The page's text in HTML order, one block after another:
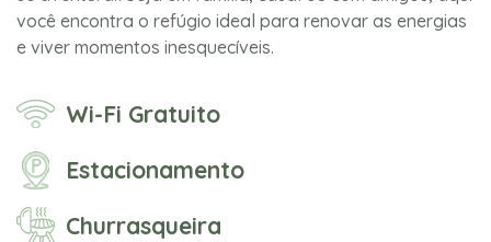
você encontra o refúgio ideal para renovar as energias
e viver momentos inesquecíveis.
Wi-Fi Gratuito
Estacionamento
Churrasqueira